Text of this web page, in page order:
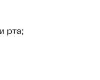
рта;